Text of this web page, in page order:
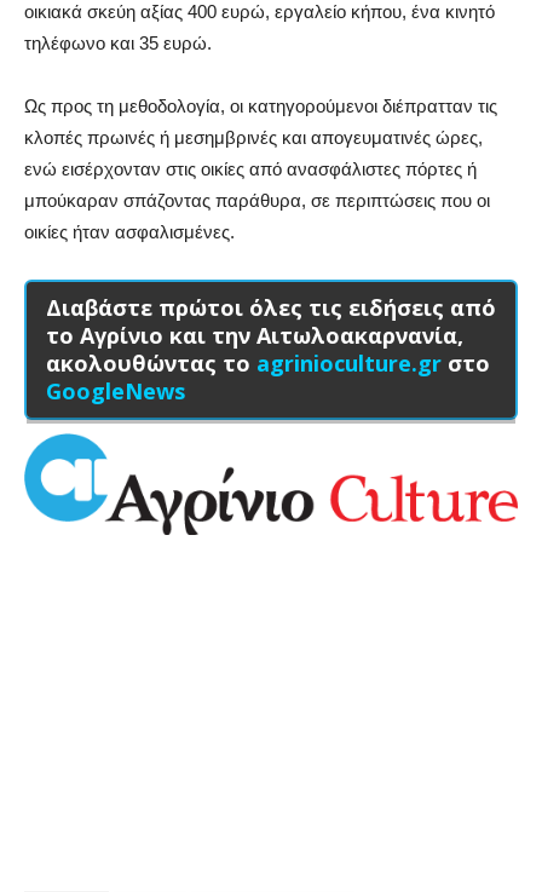
οικιακά σκεύη αξίας 400 ευρώ, εργαλείο κήπου, ένα κινητό
τηλέφωνο και 35 ευρώ.
Ως προς τη μεθοδολογία, οι κατηγορούμενοι διέπρατταν τις
κλοπές πρωινές ή μεσημβρινές και απογευματινές ώρες,
ενώ εισέρχονταν στις οικίες από ανασφάλιστες πόρτες ή
μπούκαραν σπάζοντας παράθυρα, σε περιπτώσεις που οι
οικίες ήταν ασφαλισμένες.
Διαβάστε πρώτοι όλες τις ειδήσεις από
το Αγρίνιο και την Αιτωλοακαρνανία,
ακολουθώντας το agrinioculture.gr στο
GoogleNews